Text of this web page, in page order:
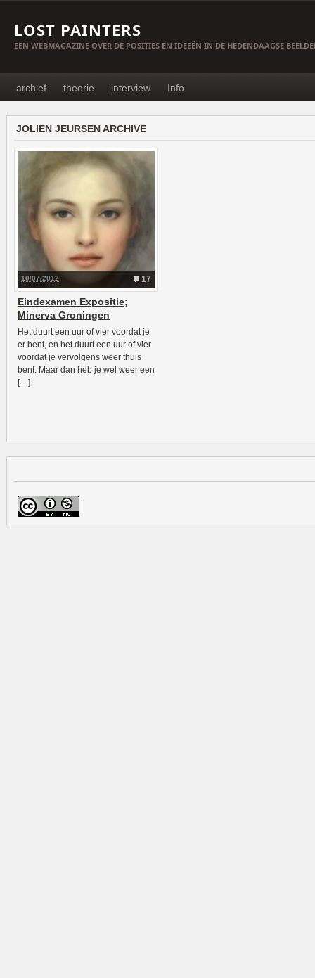
LOST PAINTERS
EEN WEBMAGAZINE OVER DE POSITIES EN IDEEËN IN DE HEDENDAAGSE
archief theorie interview Info
JOLIEN JEURSEN ARCHIVE
17
10/07/2012
Eindexamen Expositie;
Minerva Groningen
Het duurt een uur of vier voordat je
er bent, en het duurt een uur of vier
voordat je vervolgens weer thuis
bent. Maar dan heb je wel weer een
[…]